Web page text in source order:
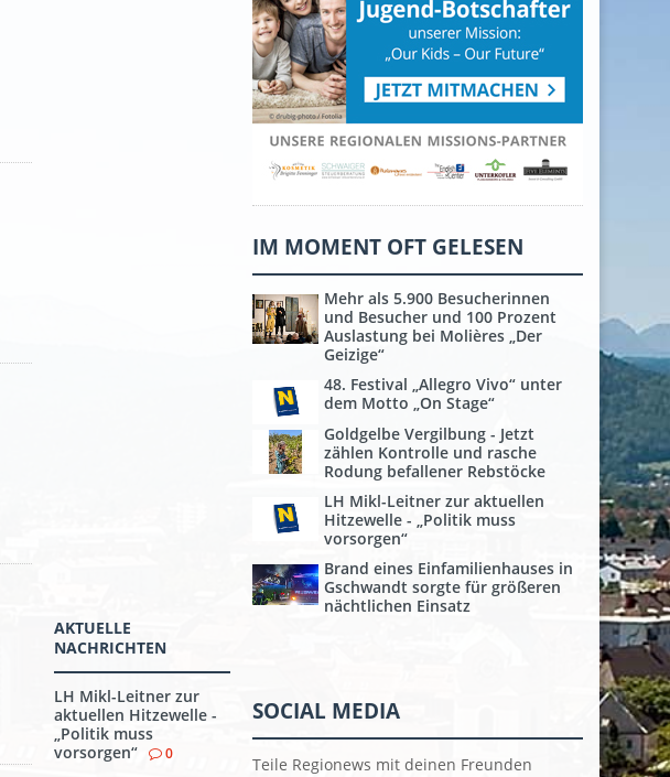
AKTUELLE
NACHRICHTEN
LH Mikl-Leitner zur
aktuellen Hitzewelle -
„Politik muss
vorsorgen“
0
IM MOMENT OFT GELESEN
Mehr als 5.900 Besucherinnen
und Besucher und 100 Prozent
Auslastung bei Molières „Der
Geizige“
48. Festival „Allegro Vivo“ unter
dem Motto „On Stage“
Goldgelbe Vergilbung - Jetzt
zählen Kontrolle und rasche
Rodung befallener Rebstöcke
LH Mikl-Leitner zur aktuellen
Hitzewelle - „Politik muss
vorsorgen“
Brand eines Einfamilienhauses in
Gschwandt sorgte für größeren
nächtlichen Einsatz
SOCIAL MEDIA
Teile Regionews mit deinen Freunden